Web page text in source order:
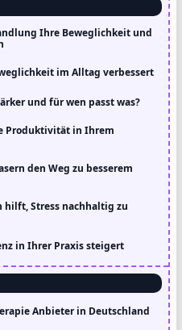
Ihre Beweglichkeit und
im Alltag verbessert
und für wen passt was?
Produktivität in Ihrem
den Weg zu besserem
Stress nachhaltig zu
in Ihrer Praxis steigert
Anbieter in Deutschland